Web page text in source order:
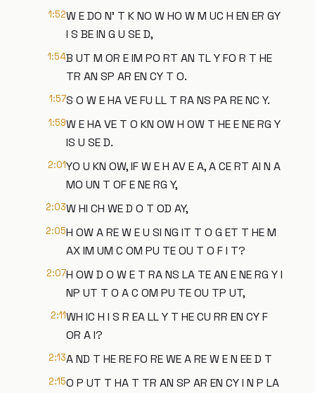
1:52W E DO N' T K NO W HO W M UC H EN ER GY
I S BE IN G U SE D,
1:54B UT M OR E IM PO RT AN TL Y FO R T HE
TR AN SP AR EN CY T O.
1:57S O W E HA VE FU LL T RA NS PA RE NC Y.
1:59W E HA VE T O KN OW H OW T HE E NE RG Y
IS U SE D.
2:01YO U KN OW, IF W E H AV E A, A CE RT AI N A
MO UN T OF E NE RG Y,
2:03W HI CH WE D O T OD AY,
2:05H OW A RE W E U SI NG IT T O G ET T HE M
AX IM UM C OM PU TE OU T O F I T?
2:07H OW D O W E T RA NS LA TE AN E NE RG Y I
NP UT T O A C OM PU TE OU TP UT,
2:11WH IC H I S R EA LL Y T HE CU RR EN CY F
OR A I?
2:13A ND T HE RE FO RE WE A RE W E N EE D T
2:15O P UT T HA T TR AN SP AR EN CY I N P LA